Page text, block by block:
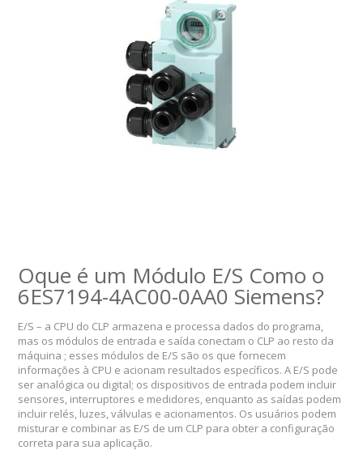
Oque é um Módulo E/S Como o
6ES7194-4AC00-0AA0 Siemens?
E/S – a CPU do CLP armazena e processa dados do programa,
mas os módulos de entrada e saída conectam o CLP ao resto da
máquina ; esses módulos de E/S são os que fornecem
informações à CPU e acionam resultados específicos. A E/S pode
ser analógica ou digital; os dispositivos de entrada podem incluir
sensores, interruptores e medidores, enquanto as saídas podem
incluir relés, luzes, válvulas e acionamentos. Os usuários podem
misturar e combinar as E/S de um CLP para obter a configuração
correta para sua aplicação.